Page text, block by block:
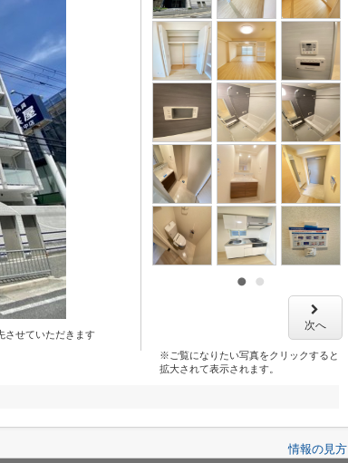
させていただきます
次へ
※ご覧になりたい写真をクリックすると
拡大されて表示されます。
情報の見方